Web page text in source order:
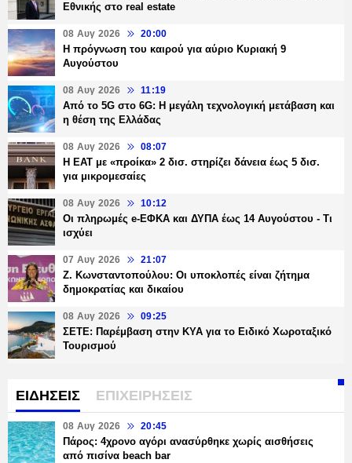
Εθνικής στο real estate
08 Αυγ 2026 20:00
Η πρόγνωση του καιρού για αύριο Κυριακή 9
Αυγούστου
08 Αυγ 2026 11:19
Από το 5G στο 6G: Η μεγάλη τεχνολογική μετάβαση και
η θέση της Ελλάδας
08 Αυγ 2026 08:07
Η ΕΑΤ με «προίκα» 2 δισ. στηρίζει δάνεια έως 5 δισ.
για μικρομεσαίες
08 Αυγ 2026 10:12
Οι πληρωμές e-ΕΦΚΑ και ΔΥΠΑ έως 14 Αυγούστου - Τι
ισχύει
07 Αυγ 2026 21:07
Ζ. Κωνσταντοπούλου: Οι υποκλοπές είναι ζήτημα
δημοκρατίας και δικαίου
08 Αυγ 2026 09:25
ΣΕΤΕ: Παρέμβαση στην ΚΥΑ για το Ειδικό Χωροταξικό
Τουρισμού
ΕΙΔΗΣΕΙΣ ΕΠΙΧΕΙΡΗΣΕΙΣ
08 Αυγ 2026 20:45
Πάρος: 4χρονο αγόρι ανασύρθηκε χωρίς αισθήσεις
από πισίνα beach bar